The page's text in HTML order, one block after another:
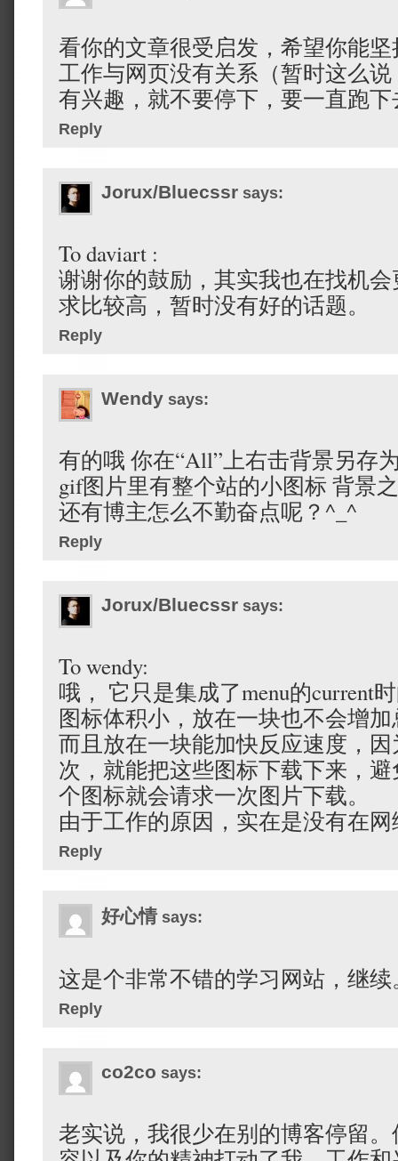
看你的文章很受启发，希望你能
工作与网页没有关系（暂时这么
有兴趣，就不要停下，要一直跑
Reply
Jorux/Bluecssr says:
To daviart :
谢谢你的鼓励，其实我也在找机
求比较高，暂时没有好的话题。
Reply
Wendy says:
有的哦 你在“All”上右击背景另存
gif图片里有整个站的小图标 背景
还有博主怎么不勤奋点呢？^_^
Reply
Jorux/Bluecssr says:
To wendy:
哦， 它只是集成了menu的current
图标体积小，放在一块也不会增
而且放在一块能加快反应速度，因
次，就能把这些图标下载下来，
个图标就会请求一次图片下载。
由于工作的原因，实在是没有在
Reply
好心情 says:
这是个非常不错的学习网站，继
Reply
co2co says:
老实说，我很少在别的博客停留